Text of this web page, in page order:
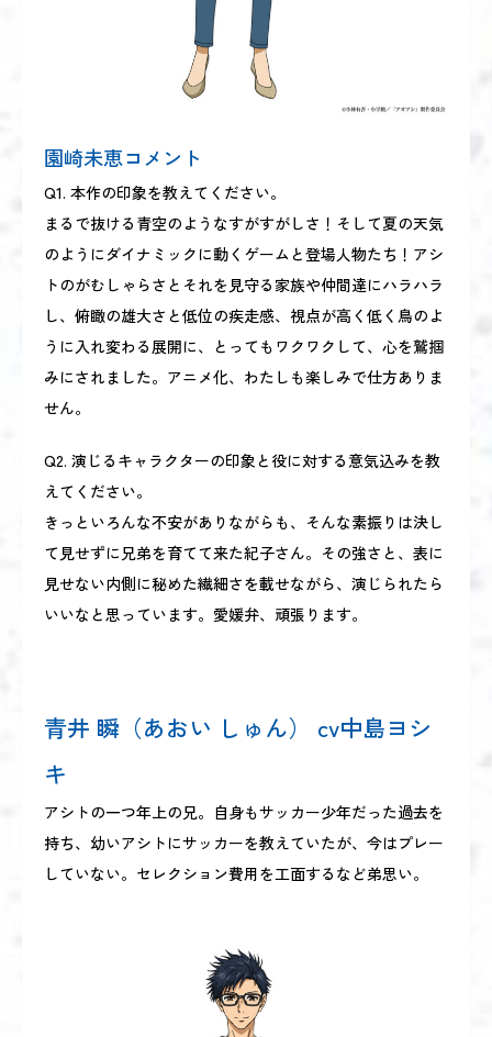
園崎未恵コメント
Q1. 本作の印象を教えてください。
まるで抜ける青空のようなすがすがしさ！そして夏の天気
のようにダイナミックに動くゲームと登場人物たち！アシ
トのがむしゃらさとそれを見守る家族や仲間達にハラハラ
し、俯瞰の雄大さと低位の疾走感、視点が高く低く鳥のよ
うに入れ変わる展開に、とってもワクワクして、心を鷲掴
みにされました。アニメ化、わたしも楽しみで仕方ありま
せん。
Q2. 演じるキャラクターの印象と役に対する意気込みを教
えてください。
きっといろんな不安がありながらも、そんな素振りは決し
て見せずに兄弟を育てて来た紀子さん。その強さと、表に
見せない内側に秘めた繊細さを載せながら、演じられたら
いいなと思っています。愛媛弁、頑張ります。
青井 瞬（あおい しゅん） cv中島ヨシ
キ
アシトの一つ年上の兄。自身もサッカー少年だった過去を
持ち、幼いアシトにサッカーを教えていたが、今はプレー
していない。セレクション費用を工面するなど弟思い。